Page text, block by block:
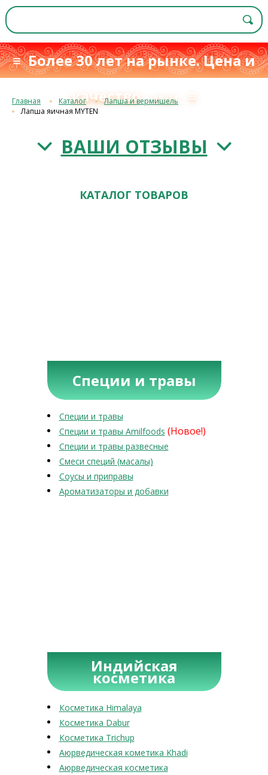
≡ Более 30 лет на рынке. Цена и
качествос 1993 г. ≡
Главная Каталог
Лапша и вермишель
Лапша яичная MYTEN
ВАШИ ОТЗЫВЫ
КАТАЛОГ ТОВАРОВ
Специи и травы
Специи и травы
Специи и травы Amilfoods (Новое!)
Специи и травы развесные
Смеси специй (масалы)
Соусы и приправы
Ароматизаторы и добавки
Индийская
косметика
Косметика Himalaya
Косметика Dabur
Косметика Trichup
Аюрведическая кометика Khadi
Аюрведическая косметика